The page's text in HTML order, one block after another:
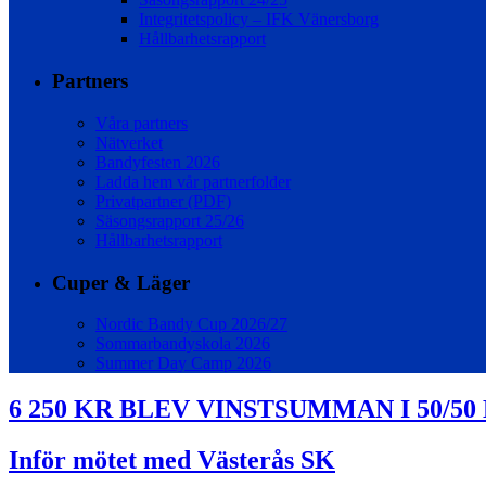
Integritetspolicy – IFK Vänersborg
Hållbarhetsrapport
Partners
Våra partners
Nätverket
Bandyfesten 2026
Ladda hem vår partnerfolder
Privatpartner (PDF)
Säsongsrapport 25/26
Hållbarhetsrapport
Cuper & Läger
Nordic Bandy Cup 2026/27
Sommarbandyskola 2026
Summer Day Camp 2026
6 250 KR BLEV VINSTSUMMAN I 50/
Inför mötet med Västerås SK